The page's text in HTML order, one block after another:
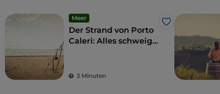
Meer
Like
Der Strand von Porto
Caleri: Alles schweige,
3 Minuten